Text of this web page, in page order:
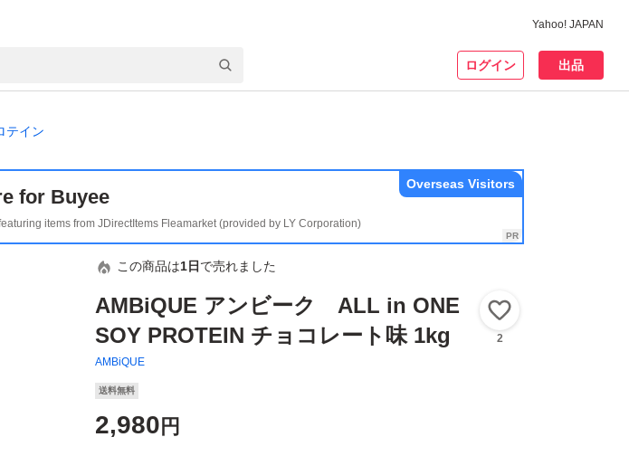
Yahoo! JAPAN
ログイン 出品
テイン
for Buyee
items from JDirectItems Fleamarket (provided by LY Corporation)
Overseas Visitors
この商品は1日 で売れました
AMBiQUE アンビーク ALL in ONE
SOY PROTEIN チョコレート味 1kg
AMBiQUE
2
送料無料
2,980 円